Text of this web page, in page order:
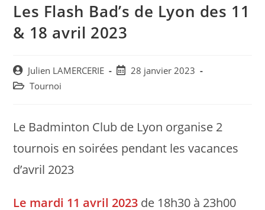
Les Flash Bad’s de Lyon des 11
& 18 avril 2023
Post
author:
Julien LAMERCERIE
Post28 janvier 2023
Post Tournoi
Le Badminton Club de Lyon organise 2
tournois en soirées pendant les vacances
d’avril 2023
Le mardi 11 avril 2023 de 18h30 à 23h00